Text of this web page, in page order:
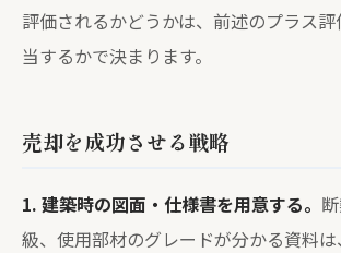
評価されるかどうかは、前述のプラス
当するかで決まります。
売却を成功させる戦略
1. 建築時の図面・仕様書を用意する。
級、使用部材のグレードが分かる資料